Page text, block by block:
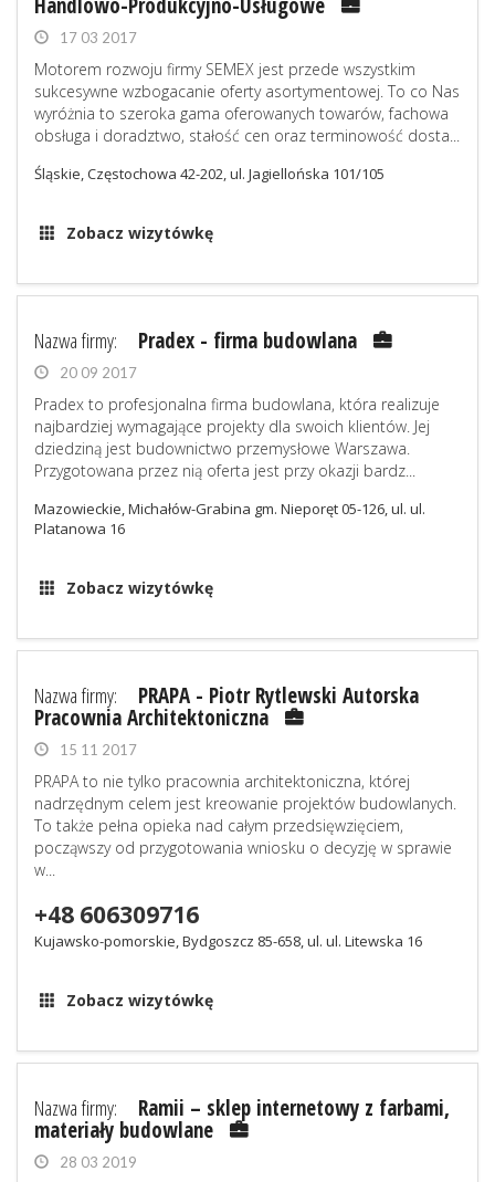
17 03 2017
Motorem rozwoju firmy SEMEX jest przede wszystkim
sukcesywne wzbogacanie oferty asortymentowej. To co Nas
wyróżnia to szeroka gama oferowanych towarów, fachowa
obsługa i doradztwo, stałość cen oraz terminowość dosta...
Śląskie, Częstochowa 42-202, ul. Jagiellońska 101/105
Zobacz wizytówkę
Nazwa firmy: Pradex - firma budowlana
20 09 2017
Pradex to profesjonalna firma budowlana, która realizuje
najbardziej wymagające projekty dla swoich klientów. Jej
dziedziną jest budownictwo przemysłowe Warszawa.
Przygotowana przez nią oferta jest przy okazji bardz...
Mazowieckie, Michałów-Grabina gm. Nieporęt 05-126, ul. ul.
Platanowa 16
Zobacz wizytówkę
Nazwa firmy: PRAPA - Piotr Rytlewski Autorska
Pracownia Architektoniczna
15 11 2017
PRAPA to nie tylko pracownia architektoniczna, której
nadrzędnym celem jest kreowanie projektów budowlanych.
To także pełna opieka nad całym przedsięwzięciem,
począwszy od przygotowania wniosku o decyzję w sprawie
w...
+48 606309716
Kujawsko-pomorskie, Bydgoszcz 85-658, ul. ul. Litewska 16
Zobacz wizytówkę
Nazwa firmy: Ramii – sklep internetowy z farbami,
materiały budowlane
28 03 2019